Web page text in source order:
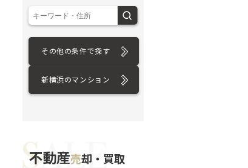
その他の条件で探す
新横浜のマンション
不動産売却・買取